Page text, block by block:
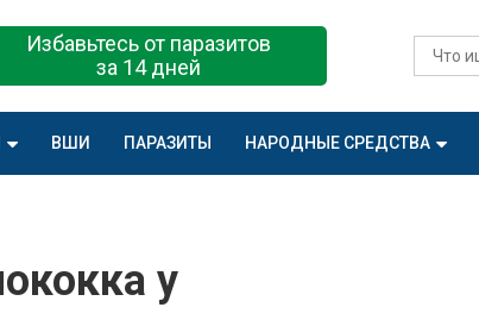
Избавьтесь от паразитов
за 14 дней
ВШИ ПАРАЗИТЫ НАРОДНЫЕ СРЕДСТВА
у